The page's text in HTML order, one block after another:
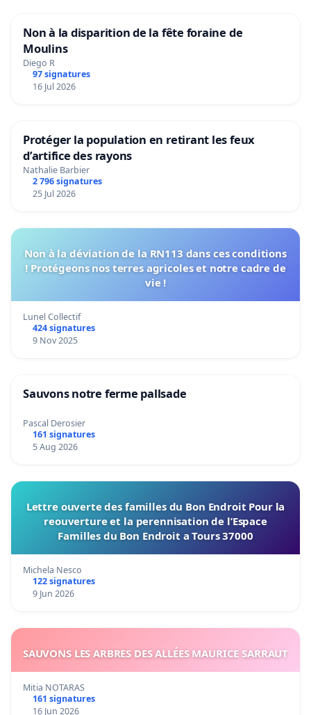
Non à la disparition de la fête foraine de
Moulins
Diego R
97 signatures
16 Jul 2026
Protéger la population en retirant les feux
d’artifice des rayons
Nathalie Barbier
2 796 signatures
25 Jul 2026
Non à la déviation de la RN113 dans ces conditions
! Protégeons nos terres agricoles et notre cadre de
vie !
Lunel Collectif
424 signatures
9 Nov 2025
Sauvons notre ferme pallsade
Pascal Derosier
161 signatures
5 Aug 2026
Lettre ouverte des familles du Bon Endroit Pour la
reouverture et la perennisation de l’Espace
Familles du Bon Endroit a Tours 37000
Michela Nesco
122 signatures
9 Jun 2026
SAUVONS LES ARBRES DES ALLÉES MAURICE SARRAUT
Mitia NOTARAS
161 signatures
16 Jun 2026